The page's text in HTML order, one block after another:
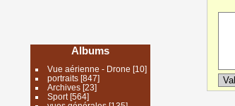
Albums
Vue aérienne - Drone [10]
portraits[847]
Archives [23]
Sport[564]